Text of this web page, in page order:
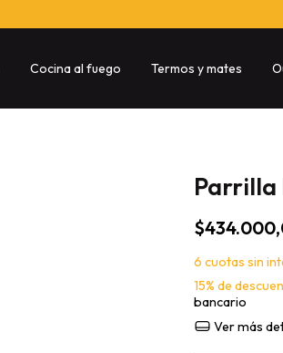
Cocina al fuego Termos y mates
Parrilla
6 cuotas sin
15% de
bancario
Ver más